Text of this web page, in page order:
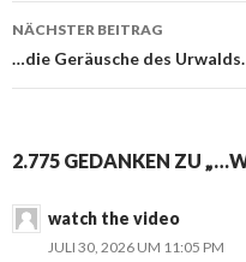
NÄCHSTER BEITRAG
…die Geräusche des
2.775 GEDANKEN ZU
watch the video
JULI 30, 2026 UM 11:05 PM